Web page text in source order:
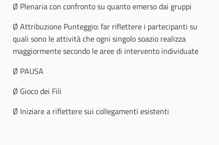
Ø Plenaria con confronto su quanto emerso dai gruppi
Ø Attribuzione Punteggio: far riflettere i partecipanti su
quali sono le attività che ogni singolo soazio realizza
maggiormente secondo le aree di intervento individuate
Ø PAUSA
Ø Gioco dei Fili
Ø Iniziare a riflettere sui collegamenti esistenti